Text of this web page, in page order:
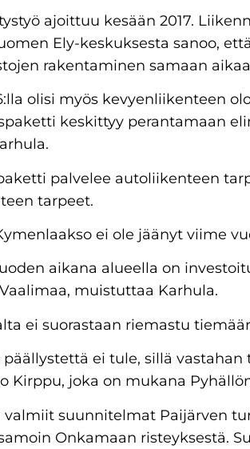
ajoittuu kesään 2017.
Ely-keskuksesta sanoo,
rakentaminen samaan
olisi myös kevyenliikenteen
keskittyy perantamaan
palvelee autoliikenteen
tarpeet.
ei ole jäänyt viime
aikana alueella on
muistuttaa Karhula.
ei suorastaan riemastu
päällystettä ei tule, sillä
Kirppu, joka on mukana
valmiit suunnitelmat Paijärven
Onkamaan risteyksestä.